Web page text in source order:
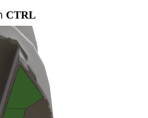
CTRL